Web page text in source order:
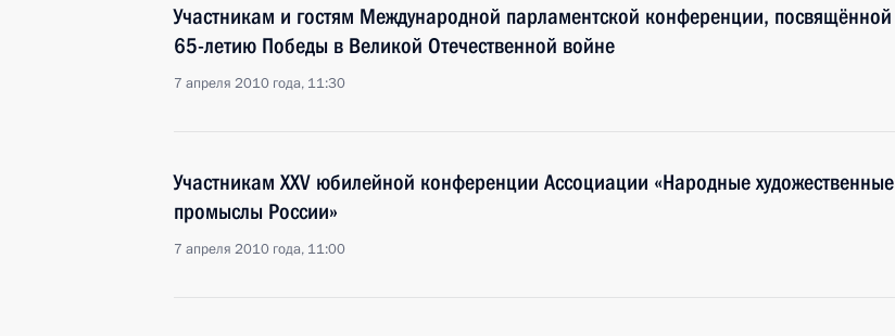
Участникам и гостям Международной парламентской конференции, посвящённой
65-летию Победы в Великой Отечественной войне
7 апреля 2010 года, 11:30
Участникам XXV юбилейной конференции Ассоциации «Народные художественные
промыслы России»
7 апреля 2010 года, 11:00